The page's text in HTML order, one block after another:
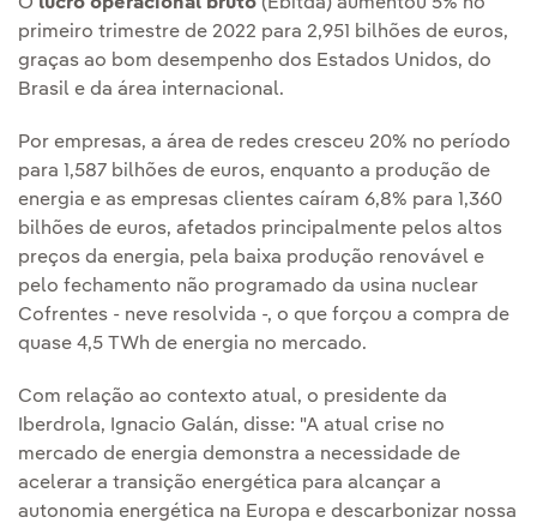
primeiro trimestre de 2022 para 2,951 bilhões de euros,
graças ao bom desempenho dos Estados Unidos, do
Brasil e da área internacional.
Por empresas, a área de redes cresceu 20% no período
para 1,587 bilhões de euros, enquanto a produção de
energia e as empresas clientes caíram 6,8% para 1,360
bilhões de euros, afetados principalmente pelos altos
preços da energia, pela baixa produção renovável e
pelo fechamento não programado da usina nuclear
Cofrentes - neve resolvida -, o que forçou a compra de
quase 4,5 TWh de energia no mercado.
Com relação ao contexto atual, o presidente da
Iberdrola, Ignacio Galán, disse: "A atual crise no
mercado de energia demonstra a necessidade de
acelerar a transição energética para alcançar a
autonomia energética na Europa e descarbonizar nossa